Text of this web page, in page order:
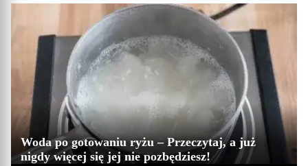
Woda po gotowaniu ryżu – Przeczytaj, a już
nigdy więcej się jej nie pozbędziesz!